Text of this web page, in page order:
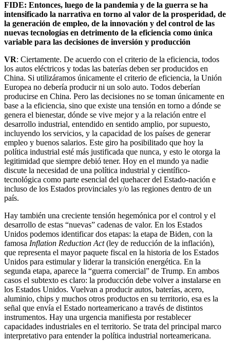
FIDE: Entonces, luego de la pandemia y de la guerra se ha
intensificado la narrativa en torno al valor de la prosperidad, de
la generación de empleo, de la innovación y del control de las
nuevas tecnologías en detrimento de la eficiencia como única
variable para las decisiones de inversión y producción
VR: Ciertamente. De acuerdo con el criterio de la eficiencia, todos
los autos eléctricos y todas las baterías deben ser producidos en
China. Si utilizáramos únicamente el criterio de eficiencia, la Unión
Europea no debería producir ni un solo auto. Todos deberían
producirse en China. Pero las decisiones no se toman únicamente en
base a la eficiencia, sino que existe una tensión en torno a dónde se
genera el bienestar, dónde se vive mejor y a la relación entre el
desarrollo industrial, entendido en sentido amplio, por supuesto,
incluyendo los servicios, y la capacidad de los países de generar
empleo y buenos salarios. Este giro ha posibilitado que hoy la
política industrial esté más justificada que nunca, y esto le otorga la
legitimidad que siempre debió tener. Hoy en el mundo ya nadie
discute la necesidad de una política industrial y científico-
tecnológica como parte esencial del quehacer del Estado-nación e
incluso de los Estados provinciales y/o las regiones dentro de un
país.
Hay también una creciente tensión hegemónica por el control y el
desarrollo de estas “nuevas” cadenas de valor. En los Estados
Unidos podemos identificar dos etapas: la etapa de Biden, con la
famosa Inflation Reduction Act(ley de reducción de la inflación),
que representa el mayor paquete fiscal en la historia de los Estados
Unidos para estimular y liderar la transición energética. En la
segunda etapa, aparece la “guerra comercial” de Trump. En ambos
casos el subtexto es claro: la producción debe volver a instalarse en
los Estados Unidos. Vuelvan a producir autos, baterías, acero,
aluminio, chips y muchos otros productos en su territorio, esa es la
señal que envía el Estado norteamericano a través de distintos
instrumentos. Hay una urgencia manifiesta por restablecer
capacidades industriales en el territorio. Se trata del principal marco
interpretativo para entender la política industrial norteamericana.